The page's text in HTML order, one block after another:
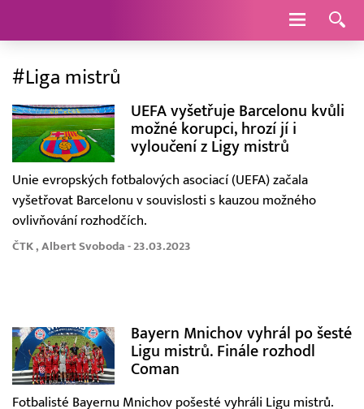
Navigace
#Liga mistrů
UEFA vyšetřuje Barcelonu kvůli
možné korupci, hrozí jí i
vyloučení z Ligy mistrů
Unie evropských fotbalových asociací (UEFA) začala
vyšetřovat Barcelonu v souvislosti s kauzou možného
ovlivňování rozhodčích.
ČTK , Albert Svoboda - 23.03.2023
Bayern Mnichov vyhrál po šesté
Ligu mistrů. Finále rozhodl
Coman
Fotbalisté Bayernu Mnichov pošesté vyhráli Ligu mistrů.